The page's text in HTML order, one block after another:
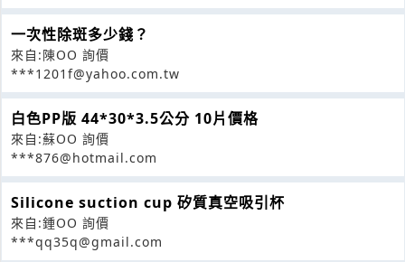
一次性除斑多少錢？
來自:陳OO 詢價
***1201f@yahoo.com.tw
白色PP版 44*30*3.5公分 10片價格
來自:蘇OO 詢價
***876@hotmail.com
Silicone suction cup 矽質真空吸引杯
來自:鍾OO 詢價
***qq35q@gmail.com